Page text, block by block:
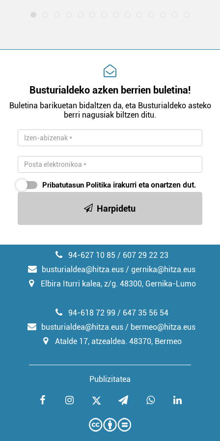
Busturialdeko azken berrien buletina!
Buletina barikuetan bidaltzen da, eta Busturialdeko asteko
berri nagusiak biltzen ditu.
Pribatutasun Politika irakurri eta onartzen dut.
Harpidetu
94-627 10 85 / 607 29 22 23
busturialdea@hitza.eus / gernika@hitza.eus
Elbira Iturri kalea, z/g. 48300, Gernika-Lumo
Publizitatea
94-618 72 99 / 647 35 56 54
busturialdea@hitza.eus / bermeo@hitza.eus
Atalde 17, atzealdea. 48370, Bermeo